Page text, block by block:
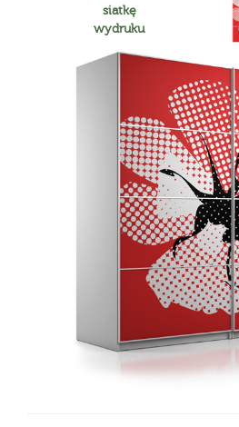
siatkę
wydruku